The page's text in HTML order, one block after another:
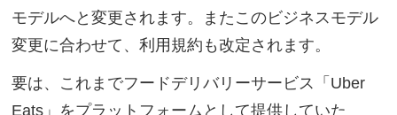
モデルへと変更されます。またこのビジネスモデル
変更に合わせて、利用規約も改定されます。
要は、これまでフードデリバリーサービス「Uber
Eats」をプラットフォームとして提供していた